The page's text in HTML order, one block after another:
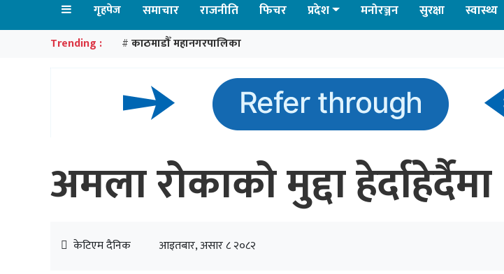
गृहपेज समाचार राजनीति फिचर प्रदेश मनोरञ्जन सुरक्षा स्वास्थ्य
Trending : # काठमाडौँ महानगरपालिका
अमला रोकाको मुद्दा हेर्दाहेर्दैमा
केटिएम दैनिक आइतबार, असार ८ २०८२